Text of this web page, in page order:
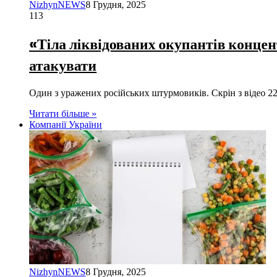
NizhynNEWS8 Грудня, 2025
113
«Тіла ліквідованих окупантів
атакувати
Один з уражених російських штурмовиків. Скрін з відео
Читати більше »
Компанії України
NizhynNEWS8 Грудня, 2025